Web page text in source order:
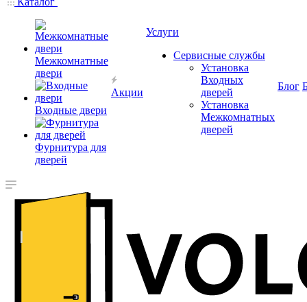
Межкомнатные
двери
Входные двери
Фурнитура для
дверей
Акции
Услуги
Сервисные службы
Установка
Входных
дверей
Установка
Межкомнатных
дверей
Блог